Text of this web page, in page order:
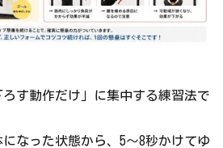
す動作だけ」に集中する練習法で
なった状態から、5〜8秒かけてゆ